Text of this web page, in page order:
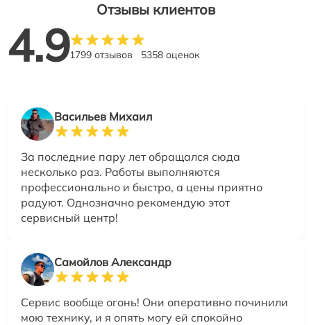
Отзывы клиентов
4.91799 отзывов 5358 оценок
Васильев Михаил
За последние пару лет обращался сюда
несколько раз. Работы выполняются
профессионально и быстро, а цены приятно
радуют. Однозначно рекомендую этот
сервисный центр!
Самойлов Александр
Сервис вообще огонь! Они оперативно починили
мою технику, и я опять могу ей спокойно